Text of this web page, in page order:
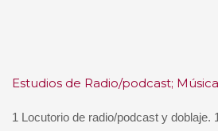
Estudios de Radio/podcast;
1 Locutorio de radio/podcast y doblaje.